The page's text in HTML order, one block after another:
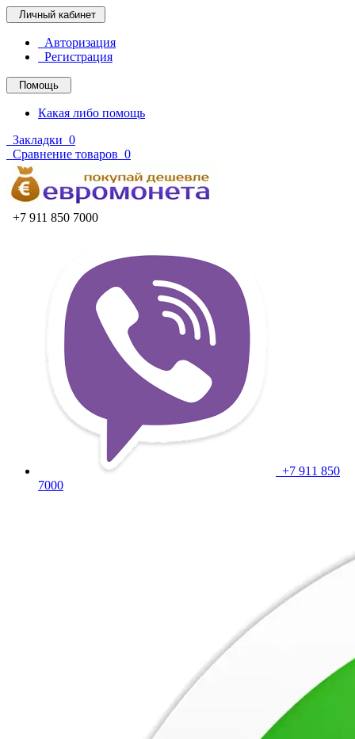
Личный кабинет
Авторизация
Регистрация
Помощь
Какая либо помощь
Закладки 0
Сравнение товаров 0
+7 911 850 7000
+7 911 850
7000